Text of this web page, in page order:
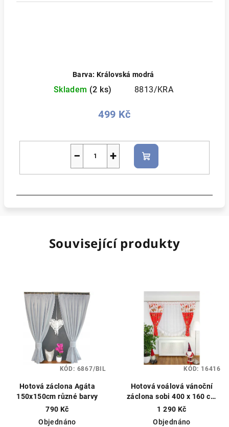
Barva: Královská modrá
Skladem (2 ks) 8813/KRA
499 Kč
+
−
Do
košíku
Související produkty
Hotová záclona Agáta
150x150cm různé barvy
790 Kč
Objednáno
KÓD: 6867/BIL
Hotová voálová vánoční
záclona sobi 400 x 160 cm
červenáHotová vánoční
1 290 Kč
Objednáno
KÓD: 16416